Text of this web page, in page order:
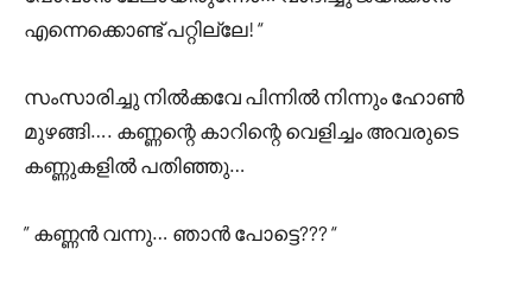
എന്നെക്കൊണ്ട് പറ്റില്ലേ! “
സംസാരിച്ചു നിൽക്കവേ പിന്നിൽ നിന്നും ഹോൺ
മുഴങ്ങി…. കണ്ണന്റെ കാറിന്റെ വെളിച്ചം അവരുടെ
കണ്ണുകളിൽ പതിഞ്ഞു…
” കണ്ണൻ വന്നു… ഞാൻ പോട്ടെ??? “